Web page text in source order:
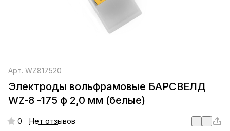
Арт. WZ817520
Электроды вольфрамовые БАРСВЕЛД
WZ-8 -175 ф 2,0 мм (белые)
0 Нет отзывов